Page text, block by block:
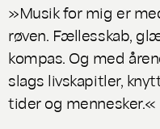
»Musik for mig er
røven. Fællesskab,
kompas. Og med
slags livskapitler,
tider og mennesker.«